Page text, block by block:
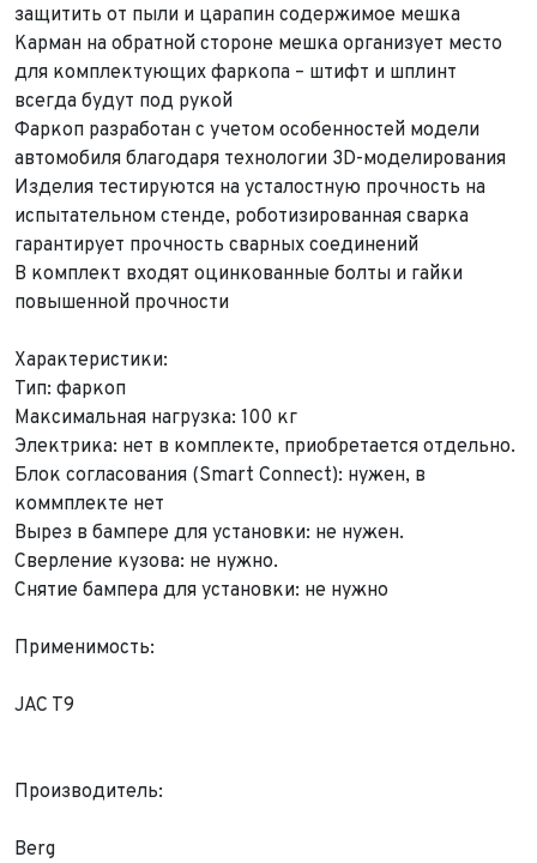
защитить от пыли и царапин содержимое мешка
Карман на обратной стороне мешка организует место
для комплектующих фаркопа – штифт и шплинт
всегда будут под рукой
Фаркоп разработан с учетом особенностей модели
автомобиля благодаря технологии 3D-моделирования
Изделия тестируются на усталостную прочность на
испытательном стенде, роботизированная сварка
гарантирует прочность сварных соединений
В комплект входят оцинкованные болты и гайки
повышенной прочности
Характеристики:
Тип: фаркоп
Максимальная нагрузка: 100 кг
Электрика: нет в комплекте, приобретается отдельно.
Блок согласования (Smart Connect): нужен, в
коммплекте нет
Вырез в бампере для установки: не нужен.
Сверление кузова: не нужно.
Снятие бампера для установки: не нужно
Применимость:
JAC T9
Производитель:
Berg
Тема сообщения
Ваш город
Для Вашего удобства мы перезвоним Вам в рабочее
время, если будем знать Ваш часовой пояс.
Принимаю условия
персональных данных
Отправить
Ваш город*
Марка и Модель*
Год выпуска*
Пробег*
Количество владельцев
Принимаю условия
персональных данных
Марка и Модель
Год выпуска
Пробег
Количество владельцев
Ваше сообщение отправлено!